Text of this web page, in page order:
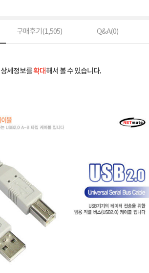
구매후기(1,505) Q&A(0)
상세정보를확대해서 볼 수 있습니다.